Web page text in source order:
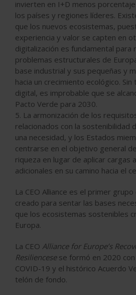
invierten en I+D menos
los países y regiones líderes.
que los nuevos ecosistemas,
experiencia y valor se capten en
digitalización es fundamental para
problemas estructurales de
base industrial y sus pequeñas y
hacia un crecimiento ecológico.
digital, es improbable que se
Pacto Verde para 2030.
5. La armonización de los
relacionados con la sostenibilidad
una necesidad, y los Estados
centrarse en el objetivo general
riqueza en lugar de aplicar cargas
adicionales en su camino hacia el
La CEO Alliance es el primer
creado para sentar las bases
que los ecosistemas sostenibles
Europa.
La CEO Alliance for Europe’s
Resiliencesese formó en 2020 con
COVID-19 y el histórico Acuerdo
telón de fondo.